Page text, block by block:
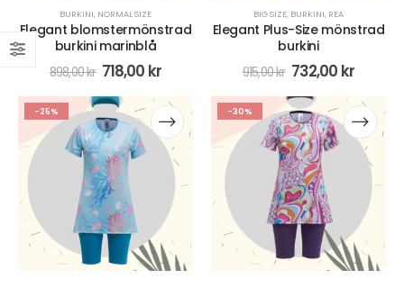
BURKINI, NORMAL SIZE
Elegant blomstermönstrad
burkini marinblå
898,00kr 718,00 kr
BIG SIZE, BURKINI, REA
Elegant Plus-Size mönstrad
burkini
915,00kr 732,00 kr
-25% -30%